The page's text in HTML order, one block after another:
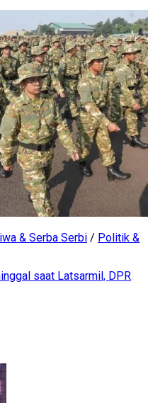
& Serba Serbi / Politik &
saat Latsarmil, DPR